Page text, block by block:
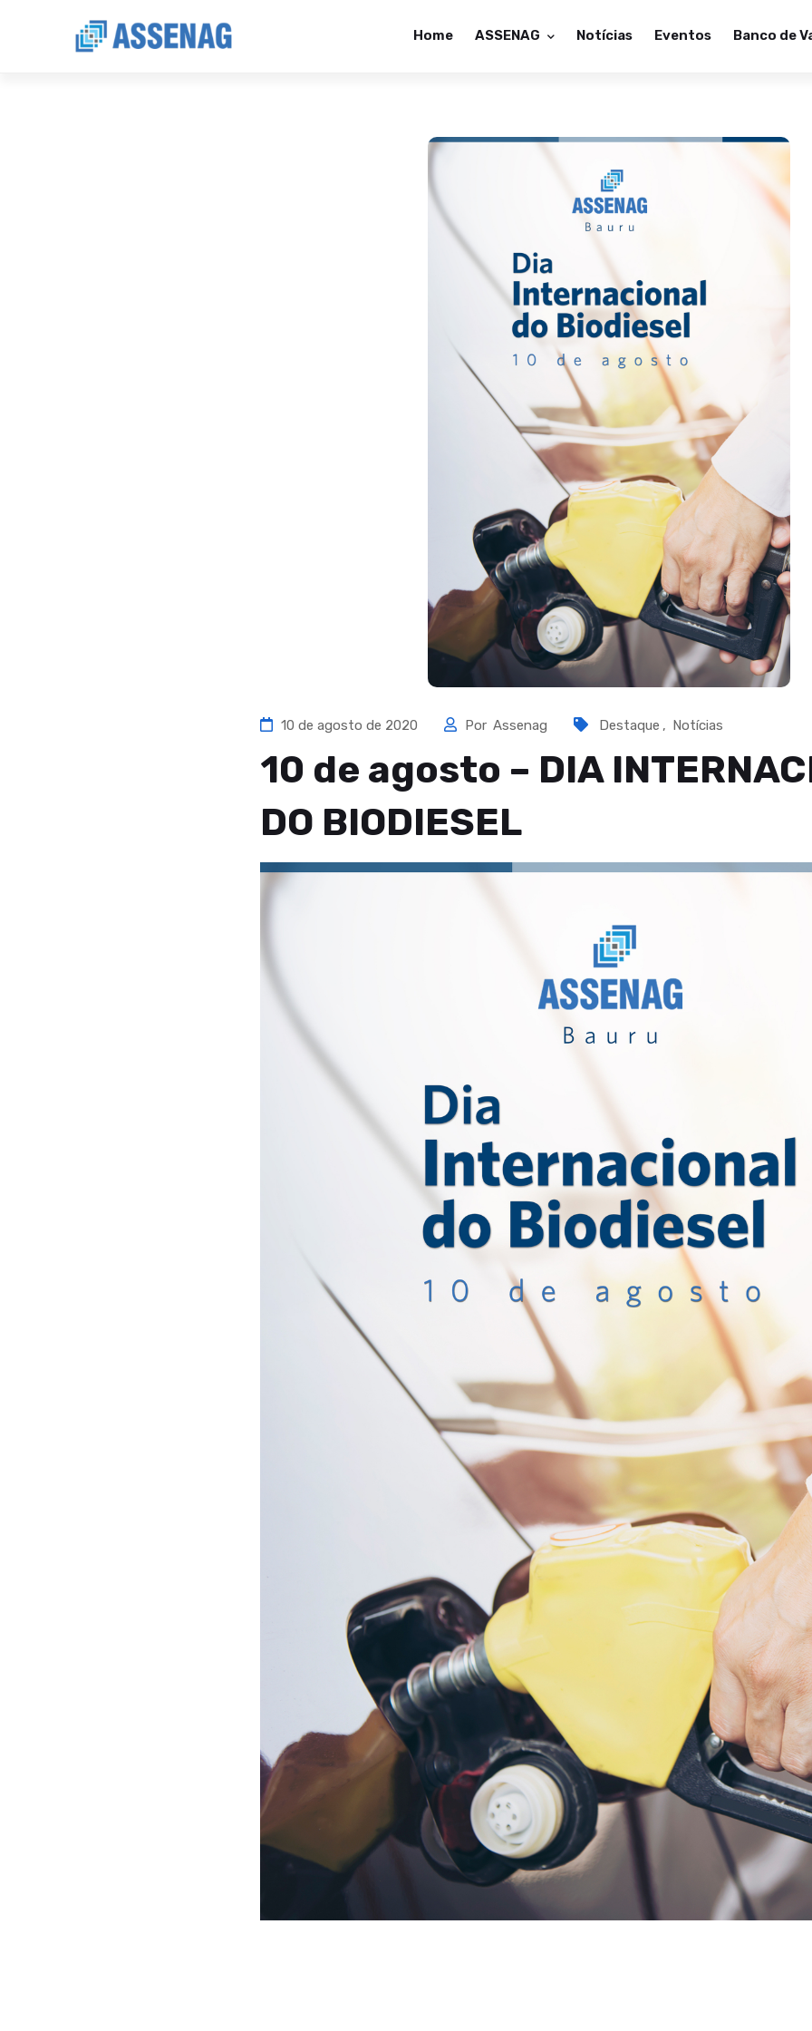
Home ASSENAG Notícias Eventos Banco de
10 de agosto de 2020 Por Assenag Destaque , Notícias
10 de agosto – DIA
DO BIODIESEL